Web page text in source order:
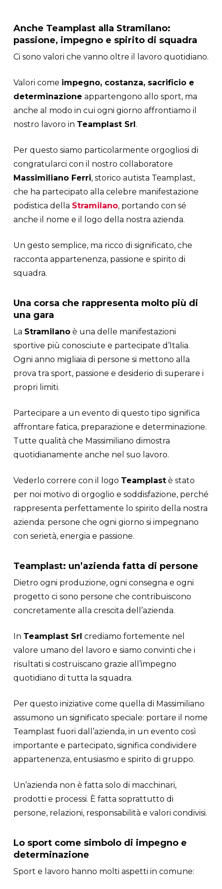
Anche Teamplast alla Stramilano:
passione, impegno e spirito di squadra
Ci sono valori che vanno oltre il lavoro quotidiano.
Valori come impegno, costanza, sacrificio e
determinazione appartengono allo sport, ma
anche al modo in cui ogni giorno affrontiamo il
nostro lavoro in Teamplast Srl.
Per questo siamo particolarmente orgogliosi di
congratularci con il nostro collaboratore
Massimiliano Ferri, storico autista Teamplast,
che ha partecipato alla celebre manifestazione
podistica della Stramilano, portando con sé
anche il nome e il logo della nostra azienda.
Un gesto semplice, ma ricco di significato, che
racconta appartenenza, passione e spirito di
squadra.
Una corsa che rappresenta molto più di
una gara
La Stramilanoè una delle manifestazioni
sportive più conosciute e partecipate d’Italia.
Ogni anno migliaia di persone si mettono alla
prova tra sport, passione e desiderio di superare i
propri limiti.
Partecipare a un evento di questo tipo significa
affrontare fatica, preparazione e determinazione.
Tutte qualità che Massimiliano dimostra
quotidianamente anche nel suo lavoro.
Vederlo correre con il logo Teamplastè stato
per noi motivo di orgoglio e soddisfazione, perché
rappresenta perfettamente lo spirito della nostra
azienda: persone che ogni giorno si impegnano
con serietà, energia e passione.
Teamplast: un’azienda fatta di persone
Dietro ogni produzione, ogni consegna e ogni
progetto ci sono persone che contribuiscono
concretamente alla crescita dell’azienda.
In Teamplast Srl crediamo fortemente nel
valore umano del lavoro e siamo convinti che i
risultati si costruiscano grazie all’impegno
quotidiano di tutta la squadra.
Per questo iniziative come quella di Massimiliano
assumono un significato speciale: portare il nome
Teamplast fuori dall’azienda, in un evento così
importante e partecipato, significa condividere
appartenenza, entusiasmo e spirito di gruppo.
Un’azienda non è fatta solo di macchinari,
prodotti e processi. È fatta soprattutto di
persone, relazioni, responsabilità e valori condivisi.
Lo sport come simbolo di impegno e
determinazione
Sport e lavoro hanno molti aspetti in comune: